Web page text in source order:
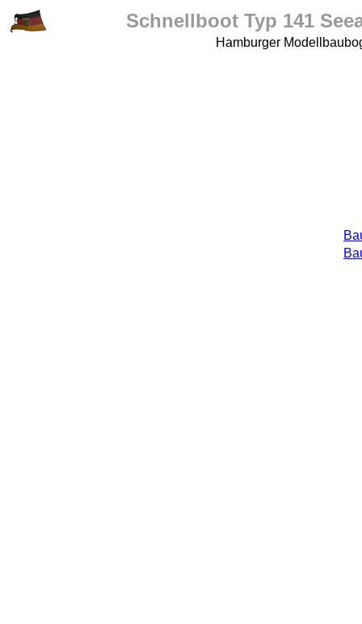
Schnellboot Typ 141
Hamburger